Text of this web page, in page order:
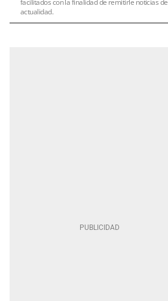
facilitados con la finalidad de remitirle noticias de
actualidad.